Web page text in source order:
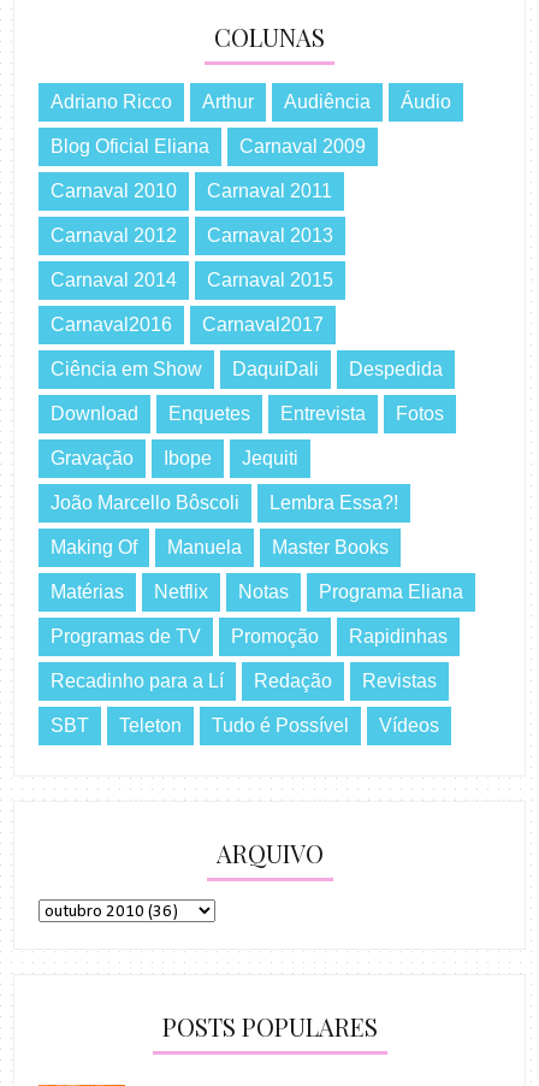
COLUNAS
Adriano Ricco Arthur Audiência Áudio
Blog Oficial Eliana Carnaval 2009
Carnaval 2010 Carnaval 2011
Carnaval 2012 Carnaval 2013
Carnaval 2014 Carnaval 2015
Carnaval2016 Carnaval2017
Ciência em Show DaquiDali Despedida
Download Enquetes Entrevista Fotos
Gravação Ibope Jequiti
João Marcello Bôscoli Lembra Essa?!
Making Of Manuela Master Books
Matérias Netflix Notas Programa Eliana
Programas de TV Promoção Rapidinhas
Recadinho para a Lí Redação Revistas
SBT Teleton Tudo é Possível Vídeos
ARQUIVO
POSTS POPULARES